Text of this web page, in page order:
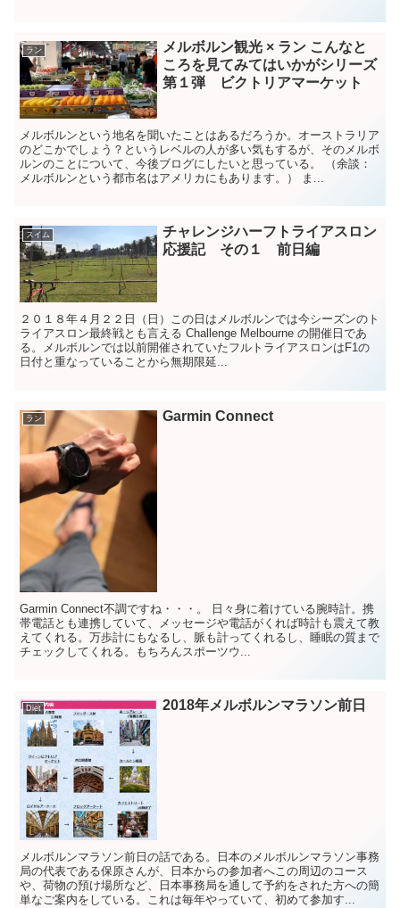
ラン
メルボルン観光 × ラン こんなと
ころを見てみてはいかがシリーズ
第１弾 ビクトリアマーケット
メルボルンという地名を聞いたことはあるだろうか。オーストラリア
のどこかでしょう？というレベルの人が多い気もするが、そのメルボ
ルンのことについて、今後ブログにしたいと思っている。 （余談：
メルボルンという都市名はアメリカにもあります。） ま...
スイム
チャレンジハーフトライアスロン
応援記 その１ 前日編
２０１８年４月２２日（日）この日はメルボルンでは今シーズンのト
ライアスロン最終戦とも言える Challenge Melbourne の開催日であ
る。メルボルンでは以前開催されていたフルトライアスロンはF1の
日付と重なっていることから無期限延...
ラン Garmin Connect
Garmin Connect不調ですね・・・。 日々身に着けている腕時計。携
帯電話とも連携していて、メッセージや電話がくれば時計も震えて教
えてくれる。万歩計にもなるし、脈も計ってくれるし、睡眠の質まで
チェックしてくれる。もちろんスポーツウ...
Diet 2018年メルボルンマラソン前日
メルボルンマラソン前日の話である。日本のメルボルンマラソン事務
局の代表である保原さんが、日本からの参加者へこの周辺のコース
や、荷物の預け場所など、日本事務局を通して予約をされた方への簡
単なご案内をしている。これは毎年やっていて、初めて参加す...